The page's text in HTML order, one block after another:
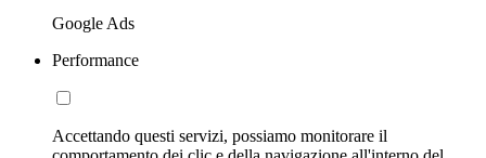
Google Ads
Performance
Accettando questi servizi, possiamo monitorare il